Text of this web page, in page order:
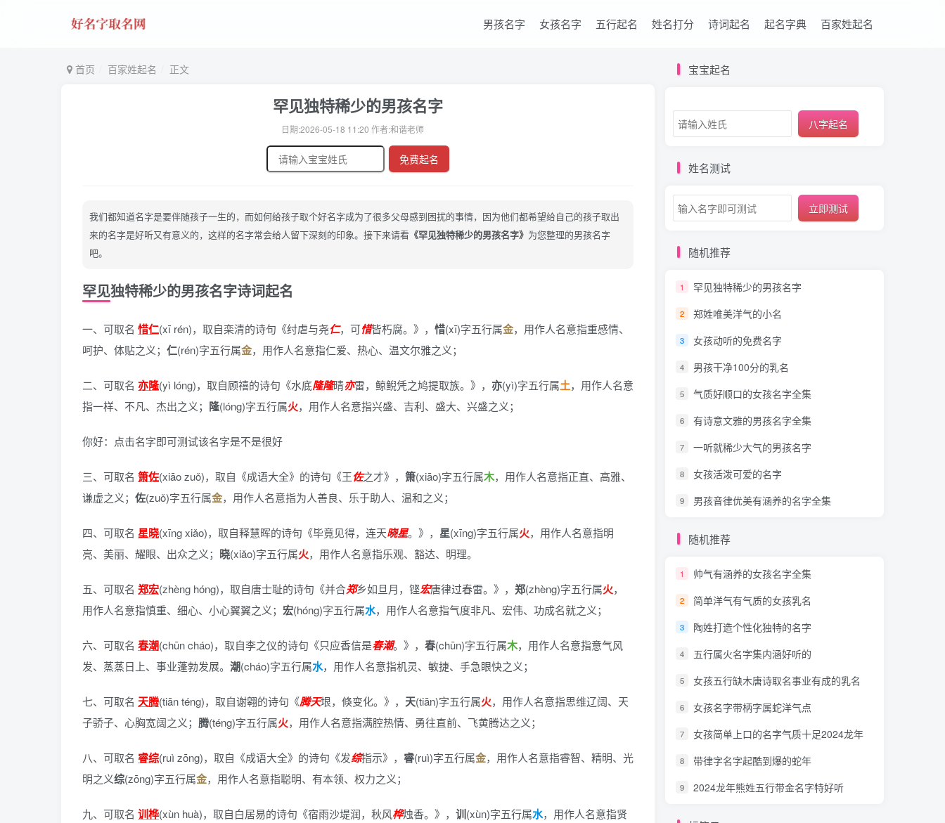
男孩名字 女孩名字 五行起名 姓名打分 诗词起名 起名字典 百家姓起名
首页 百家姓起名 正文
罕见独特稀少的男孩名字
日期:2026-05-18 11:20 作者:和谐老师
免费起名
我们都知道名字是要伴随孩子一生的，而如何给孩子取个好名字成为了很多父母感到困扰的事情，因为他们都希望给自己的孩子取出
来的名字是好听又有意义的，这样的名字常会给人留下深刻的印象。接下来请看 《罕见独特稀少的男孩名字》 为您整理的男孩名字
吧。
罕见独特稀少的男孩名字诗词起名
一、可取名 惜仁(xī rén)， 取自栾清的诗句《纣虐与尧仁，可惜皆朽腐。》 ， 惜(xī)字五行属金，用作人名意指重感情、
呵护、体贴之义； 仁(rén)字五行属金，用作人名意指仁爱、热心、温文尔雅之义；
二、可取名 亦隆(yì lóng)， 取自顾禧的诗句《水底隆隆晴亦雷，鲸鲵凭之鸠提取族。》 ， 亦(yì)字五行属土，用作人名意
指一样、不凡、杰出之义； 隆(lóng)字五行属火，用作人名意指兴盛、吉利、盛大、兴盛之义；
你好：点击名字即可测试该名字是不是很好
三、可取名 箫佐(xiāo zuǒ)， 取自《成语大全》的诗句《王佐之才》 ， 箫(xiāo)字五行属木，用作人名意指正直、高雅、
谦虚之义； 佐(zuǒ)字五行属金，用作人名意指为人善良、乐于助人、温和之义；
四、可取名 星晓(xīng xiǎo)， 取自释慧晖的诗句《毕竟见得，连天晓星。》 ， 星(xīng)字五行属火，用作人名意指明
亮、美丽、耀眼、出众之义； 晓(xiǎo)字五行属火，用作人名意指乐观、豁达、明理。
五、可取名 郑宏(zhèng hóng)， 取自唐士耻的诗句《并合郑乡如旦月，铿宏唐律过春雷。》 ， 郑(zhèng)字五行属火，
用作人名意指慎重、细心、小心翼翼之义； 宏(hóng)字五行属水，用作人名意指气度非凡、宏伟、功成名就之义；
六、可取名 春潮(chūn cháo)， 取自李之仪的诗句《只应香信是春潮。》 ， 春(chūn)字五行属木，用作人名意指意气风
发、蒸蒸日上、事业蓬勃发展。 潮(cháo)字五行属水，用作人名意指机灵、敏捷、手急眼快之义；
七、可取名 天腾(tiān téng)， 取自谢翱的诗句《腾天垠，倏变化。》 ， 天(tiān)字五行属火，用作人名意指思维辽阔、天
子骄子、心胸宽阔之义； 腾(téng)字五行属火，用作人名意指满腔热情、勇往直前、飞黄腾达之义；
八、可取名 睿综(ruì zōng)， 取自《成语大全》的诗句《发综指示》 ， 睿(ruì)字五行属金，用作人名意指睿智、精明、光
明之义综(zōng)字五行属金，用作人名意指聪明、有本领、权力之义；
九、可取名 训桦(xùn huà)， 取自白居易的诗句《宿雨沙堤润，秋风桦烛香。》 ， 训(xùn)字五行属水，用作人名意指贤
宝宝起名
八字起名
姓名测试
立即测试
随机推荐
1 罕见独特稀少的男孩名字
2 郑姓唯美洋气的小名
3 女孩动听的免费名字
4 男孩干净100分的乳名
5 气质好顺口的女孩名字全集
6 有诗意文雅的男孩名字全集
7 一听就稀少大气的男孩名字
8 女孩活泼可爱的名字
9 男孩音律优美有涵养的名字全集
随机推荐
1 帅气有涵养的女孩名字全集
2 简单洋气有气质的女孩乳名
3 陶姓打造个性化独特的名字
4 五行属火名字集内涵好听的
5 女孩五行缺木唐诗取名事业有成的乳名
6 女孩名字带柄字属蛇洋气点
7 女孩简单上口的名字气质十足2024龙年
8 带律字名字起酷到爆的蛇年
9 2024龙年熊姓五行带金名字特好听